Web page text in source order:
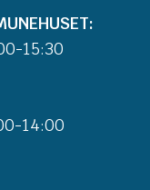
15:30
14:00